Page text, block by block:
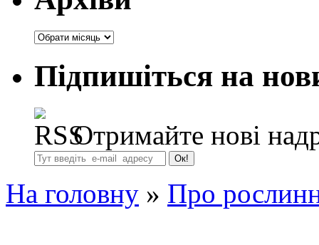
Архіви
Підпишіться на
Отримайте нові
На головну » Про